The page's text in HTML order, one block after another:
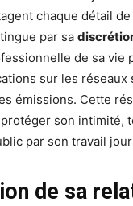
chaque détail
par sa
de sa vie
sur les réseaux
émissions. Cette
son intimité,
par son travail
de sa